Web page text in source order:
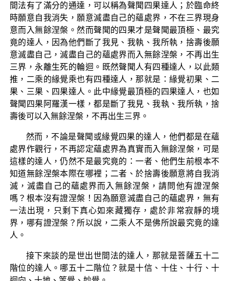
間法有了滿分的通達，可以稱為聲聞四果達人；於臨命終
時願意自我消失，願意滅盡自己的蘊處界，不在三界現身
意而入無餘涅槃。然而聲聞的四果才是聲聞最頂極、最究
竟的達人，因為他們斷了我見、我執、我所執，捨壽後願
意滅盡自己，滅盡自己的蘊處界而入無餘涅槃，不再出生
三界，永離生死的輪迴。既然聲聞人有四種達人，以此類
推，二乘的緣覺乘也有四種達人，那就是：緣覺初果、二
果、三果、四果達人。此中緣覺最頂極的四果達人，也如
聲聞四果阿羅漢一樣，都是斷了我見、我執、我所執，捨
壽後可以入無餘涅槃，不再出生三界。
然而，不論是聲聞或緣覺四果的達人，他們都是在蘊
處界作觀行，不再認定蘊處界為真實而入無餘涅槃，可是
這樣的達人，仍然不是最究竟的：一者、他們生前根本不
知道無餘涅槃本際在哪裡；二者、於捨壽後願意將自我消
滅，滅盡自己的蘊處界而入無餘涅槃，請問他有證涅槃
嗎？根本沒有證涅槃！因為願意滅盡自己的蘊處界，無有
一法出現，只剩下真心如來藏獨存，處於非常寂靜的境
界，哪有證涅槃？所以說，二乘人不是佛所說最究竟的達
人。
接下來談的是世出世間法的達人，那就是菩薩五十二
階位的達人。哪五十二階位？就是十信、十住、十行、十